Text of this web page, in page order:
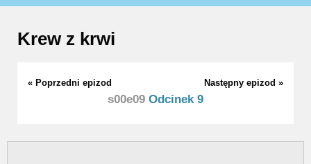
Krew z krwi
« Poprzedni epizod Następny epizod »
s00e09 Odcinek 9